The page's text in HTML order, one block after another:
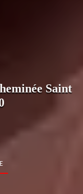
Saint